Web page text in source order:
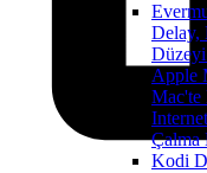
Delay,
Apple
Mac'te
Çalma
Kodi